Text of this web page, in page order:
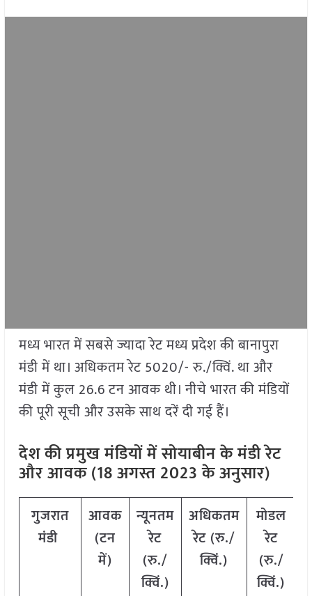
मध्य भारत में सबसे ज्यादा रेट मध्य प्रदेश की बानापुरा
मंडी में था। अधिकतम रेट 5020/- रु./क्विं. था और
मंडी में कुल 26.6 टन आवक थी। नीचे भारत की मंडियों
की पूरी सूची और उसके साथ दरें दी गई हैं।
देश की प्रमुख मंडियों में सोयाबीन के मंडी रेट
और आवक (18 अगस्त 2023 के अनुसार)
गुजरात
मंडी
आवक
(टन
में)
न्यूनतम
रेट
(रु./
क्विं.)
अधिकतम
रेट (रु./
क्विं.)
मोडल
रेट
(रु./
क्विं.)